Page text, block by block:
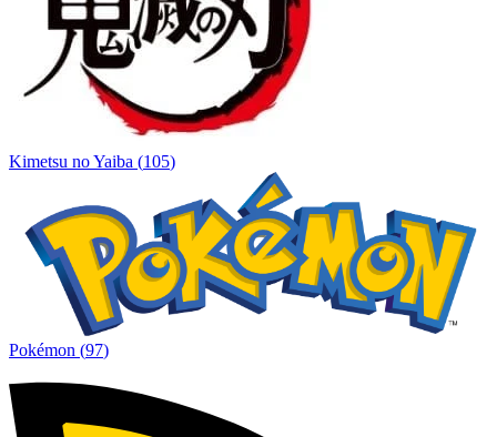
Kimetsu no Yaiba (105)
Pokémon (97)